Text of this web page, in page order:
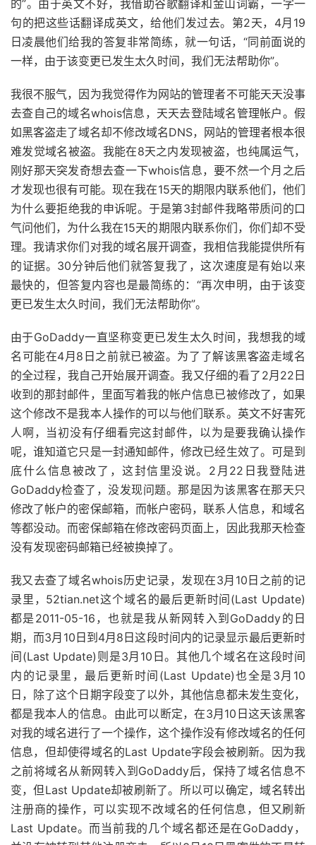
的”。由于英文不好，我借助谷歌翻译和金山词霸，一字一
句的把这些话翻译成英文，给他们发过去。第2天，4月19
日凌晨他们给我的答复非常简练，就一句话，“同前面说的
一样，由于该变更已发生太久时间，我们无法帮助你”。
我很不服气，因为我觉得作为网站的管理者不可能天天没事
去查自己的域名whois信息，天天去登陆域名管理帐户。假
如黑客盗走了域名却不修改域名DNS，网站的管理者根本很
难发觉域名被盗。我能在8天之内发现被盗，也纯属运气，
刚好那天突发奇想去查一下whois信息，要不然一个月之后
才发现也很有可能。现在我在15天的期限内联系他们，他们
为什么要拒绝我的申诉呢。于是第3封邮件我略带质问的口
气问他们，为什么我在15天的期限内联系你们，你们却不受
理。我请求你们对我的域名展开调查，我相信我能提供所有
的证据。30分钟后他们就答复我了，这次速度是有始以来
最快的，但答复内容也是最简练的：“再次申明，由于该变
更已发生太久时间，我们无法帮助你”。
由于GoDaddy一直坚称变更已发生太久时间，我想我的域
名可能在4月8日之前就已被盗。为了了解该黑客盗走域名
的全过程，我自己开始展开调查。我又仔细的看了2月22日
收到的那封邮件，里面写着我的帐户信息已被修改了，如果
这个修改不是我本人操作的可以与他们联系。英文不好害死
人啊，当初没有仔细看完这封邮件，以为是要我确认操作
呢，谁知道它只是一封通知邮件，修改已经生效了。可是到
底什么信息被改了，这封信里没说。2月22日我登陆进
GoDaddy检查了，没发现问题。那是因为该黑客在那天只
修改了帐户的密保邮箱，而帐户密码，联系人信息，和域名
等都没动。而密保邮箱在修改密码页面上，因此我那天检查
没有发现密码邮箱已经被换掉了。
我又去查了域名whois历史记录，发现在3月10日之前的记
录里，52tian.net这个域名的最后更新时间(Last Update)
都是2011-05-16，也就是我从新网转入到GoDaddy的日
期，而3月10日到4月8日这段时间内的记录显示最后更新时
间(Last Update)则是3月10日。其他几个域名在这段时间
内的记录里，最后更新时间(Last Update)也全是3月10
日，除了这个日期字段变了以外，其他信息都未发生变化，
都是我本人的信息。由此可以断定，在3月10日这天该黑客
对我的域名进行了一个操作，这个操作没有修改域名的任何
信息，但却使得域名的Last Update字段会被刷新。因为我
之前将域名从新网转入到GoDaddy后，保持了域名信息不
变，但Last Update却被刷新了。所以可以确定，域名转出
注册商的操作，可以实现不改域名的任何信息，但又刷新
Last Update。而当前我的几个域名都还是在GoDaddy，